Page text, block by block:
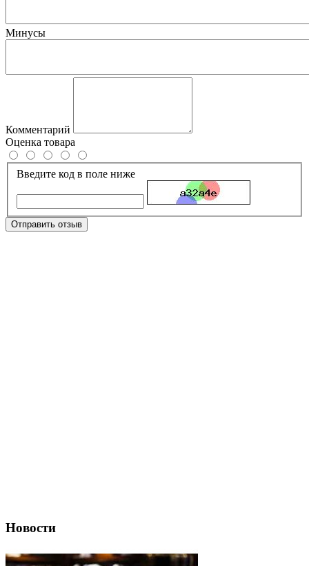
Минусы
Комментарий
Оценка товара
Введите код в поле ниже
Отправить отзыв
Новости